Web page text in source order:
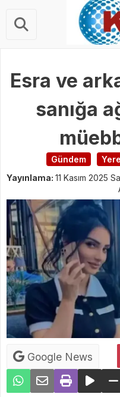
Esra ve
sanığa
Gündem
Yayınlama: 11 Kasım 2025
Google News